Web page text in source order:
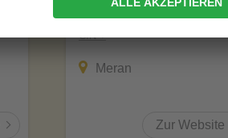
Hotel Brunner
CIN +
Meran
Zur Website